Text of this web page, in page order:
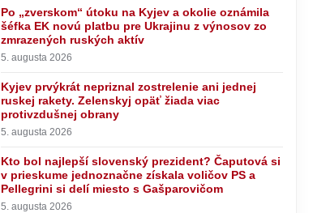
Po „zverskom“ útoku na Kyjev a okolie oznámila
šéfka EK novú platbu pre Ukrajinu z výnosov zo
zmrazených ruských aktív
5. augusta 2026
Kyjev prvýkrát nepriznal zostrelenie ani jednej
ruskej rakety. Zelenskyj opäť žiada viac
protivzdušnej obrany
5. augusta 2026
Kto bol najlepší slovenský prezident? Čaputová si
v prieskume jednoznačne získala voličov PS a
Pellegrini si delí miesto s Gašparovičom
5. augusta 2026